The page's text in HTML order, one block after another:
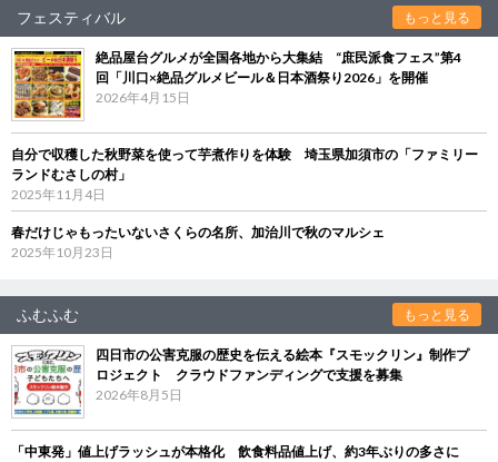
フェスティバル もっと見る
絶品屋台グルメが全国各地から大集結 “庶民派食フェス”第4
回「川口×絶品グルメビール＆日本酒祭り2026」を開催
2026年4月15日
自分で収穫した秋野菜を使って芋煮作りを体験 埼玉県加須市の「ファミリー
ランドむさしの村」
2025年11月4日
春だけじゃもったいないさくらの名所、加治川で秋のマルシェ
2025年10月23日
ふむふむ もっと見る
四日市の公害克服の歴史を伝える絵本『スモックリン』制作プ
ロジェクト クラウドファンディングで支援を募集
2026年8月5日
「中東発」値上げラッシュが本格化 飲食料品値上げ、約3年ぶりの多さに